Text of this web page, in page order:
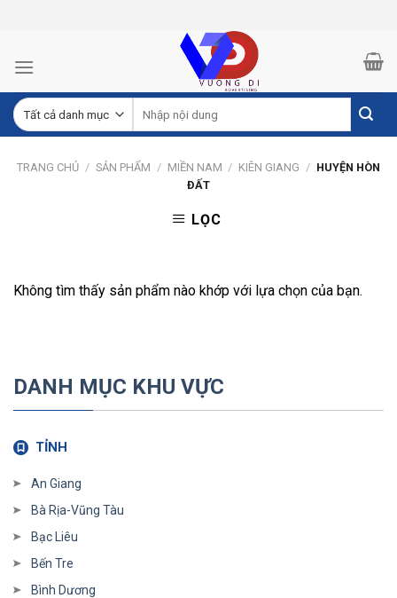
TRANG CHỦ / SẢN PHẨM / MIỀN NAM / KIÊN GIANG / HUYỆN HÒN
ĐẤT
LỌC
Không tìm thấy sản phẩm nào khớp với lựa chọn của bạn.
DANH MỤC KHU VỰC
TỈNH
An Giang
Bà Rịa-Vũng Tàu
Bạc Liêu
Bến Tre
Bình Dương